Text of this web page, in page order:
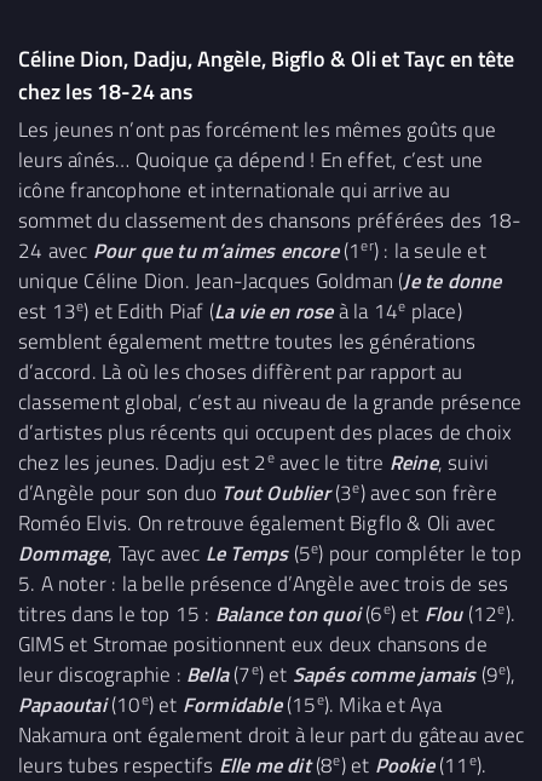
Céline Dion, Dadju, Angèle, Bigflo & Oli et Tayc en tête
chez les 18-24 ans
Les jeunes n’ont pas forcément les mêmes goûts que
leurs aînés… Quoique ça dépend ! En effet, c’est une
icône francophone et internationale qui arrive au
sommet du classement des chansons préférées des 18-
24 avec Pour que tu m’aimes encore(1er) : la seule et
unique Céline Dion. Jean-Jacques Goldman (Je te donne
est 13e) et Edith Piaf (La vie en roseà la 14e place)
semblent également mettre toutes les générations
d’accord. Là où les choses diffèrent par rapport au
classement global, c’est au niveau de la grande présence
d’artistes plus récents qui occupent des places de choix
chez les jeunes. Dadju est 2eavec le titre Reine, suivi
d’Angèle pour son duo Tout Oublier(3e) avec son frère
Roméo Elvis. On retrouve également Bigflo & Oli avec
Dommage, Tayc avec Le Temps(5e) pour compléter le top
5. A noter : la belle présence d’Angèle avec trois de ses
titres dans le top 15 : Balance ton quoi(6e) et Flou(12e).
GIMS et Stromae positionnent eux deux chansons de
leur discographie : Bella(7e) et Sapés comme jamais(9e),
Papaoutai(10e) et Formidable(15e). Mika et Aya
Nakamura ont également droit à leur part du gâteau avec
leurs tubes respectifs Elle me dit(8e) et Pookie(11 e).